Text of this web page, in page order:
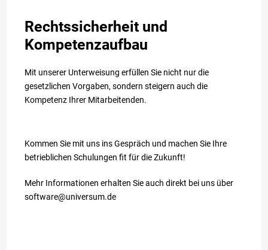
Rechtssicherheit und
Kompetenzaufbau
Mit unserer Unterweisung erfüllen Sie nicht nur die
gesetzlichen Vorgaben, sondern steigern auch die
Kompetenz Ihrer Mitarbeitenden.
Kommen Sie mit uns ins Gespräch und machen Sie Ihre
betrieblichen Schulungen fit für die Zukunft!
Mehr Informationen erhalten Sie auch direkt bei uns über
software@universum.de